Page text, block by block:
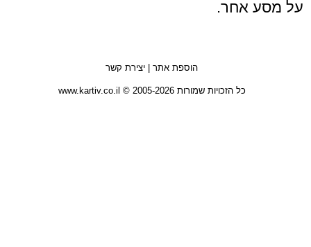
על מסע אחר.
הוספת אתר | יצירת קשר
כל הזכויות שמורות 2005-2026 © www.kartiv.co.il